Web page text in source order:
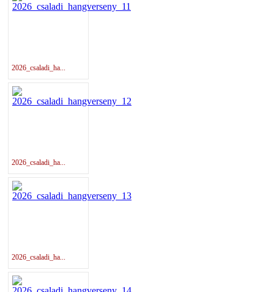
2026_csaladi_ha...
2026_csaladi_ha...
2026_csaladi_ha...